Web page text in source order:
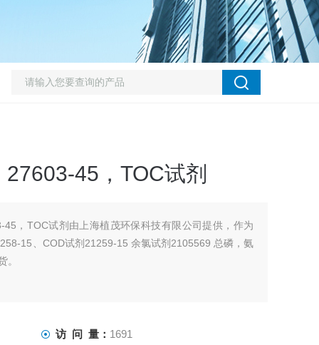
45，TOC试剂
，TOC试剂由上海植茂环保科技有限公司提供，作为
15、COD试剂21259-15 余氯试剂2105569 总磷，氨
。
访 问 量： 1691